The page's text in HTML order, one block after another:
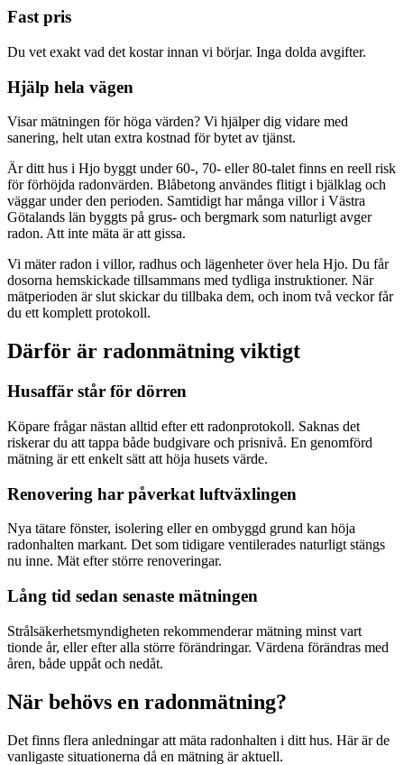
Fast pris
Du vet exakt vad det kostar innan vi börjar. Inga dolda avgifter.
Hjälp hela vägen
Visar mätningen för höga värden? Vi hjälper dig vidare med
sanering, helt utan extra kostnad för bytet av tjänst.
Är ditt hus i Hjo byggt under 60-, 70- eller 80-talet finns en reell risk
för förhöjda radonvärden. Blåbetong användes flitigt i bjälklag och
väggar under den perioden. Samtidigt har många villor i Västra
Götalands län byggts på grus- och bergmark som naturligt avger
radon. Att inte mäta är att gissa.
Vi mäter radon i villor, radhus och lägenheter över hela Hjo. Du får
dosorna hemskickade tillsammans med tydliga instruktioner. När
mätperioden är slut skickar du tillbaka dem, och inom två veckor får
du ett komplett protokoll.
Därför är radonmätning viktigt
Husaffär står för dörren
Köpare frågar nästan alltid efter ett radonprotokoll. Saknas det
riskerar du att tappa både budgivare och prisnivå. En genomförd
mätning är ett enkelt sätt att höja husets värde.
Renovering har påverkat luftväxlingen
Nya tätare fönster, isolering eller en ombyggd grund kan höja
radonhalten markant. Det som tidigare ventilerades naturligt stängs
nu inne. Mät efter större renoveringar.
Lång tid sedan senaste mätningen
Strålsäkerhetsmyndigheten rekommenderar mätning minst vart
tionde år, eller efter alla större förändringar. Värdena förändras med
åren, både uppåt och nedåt.
När behövs en radonmätning?
Det finns flera anledningar att mäta radonhalten i ditt hus. Här är de
vanligaste situationerna då en mätning är aktuell.